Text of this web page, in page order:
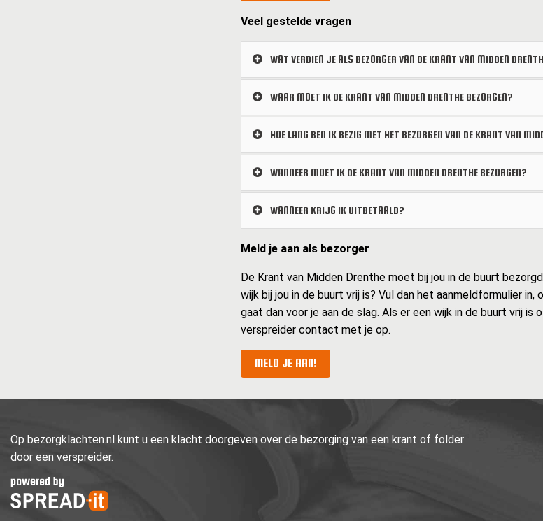
Veel gestelde vragen
WAT VERDIEN JE ALS BEZORGER VAN DE KRANT VAN MIDDEN
WAAR MOET IK DE KRANT VAN MIDDEN DRENTHE BEZORGEN?
HOE LANG BEN IK BEZIG MET HET BEZORGEN VAN DE KRANT VAN
WANNEER MOET IK DE KRANT VAN MIDDEN DRENTHE BEZORGEN?
WANNEER KRIJG IK UITBETAALD?
Meld je aan als bezorger
De Krant van Midden Drenthe moet bij jou in de buurt
wijk bij jou in de buurt vrij is? Vul dan het aanmeldformulier in,
gaat dan voor je aan de slag. Als er een wijk in de buurt vrij is
verspreider contact met je op.
MELD JE AAN!
Op bezorgklachten.nl kunt u een klacht doorgeven over de bezorging van een krant of folder
door een verspreider.